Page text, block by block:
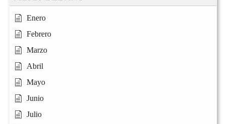
Enero
Febrero
Marzo
Abril
Mayo
Junio
Julio